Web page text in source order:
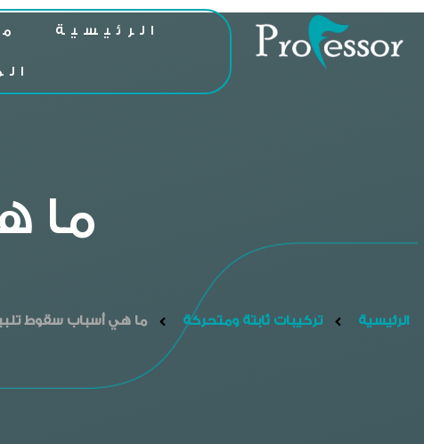
الرئيسية
ما
الرئيسية تركيبات ثابتة ومتحركة ما هي أسباب سقوط